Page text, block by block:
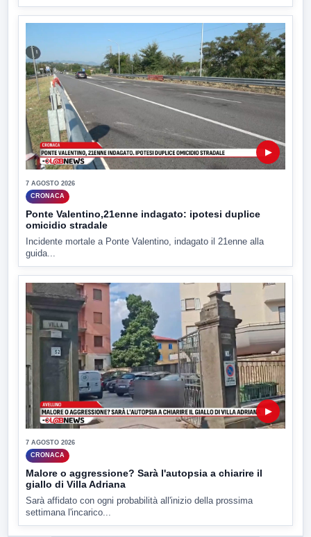
▶
7 AGOSTO 2026
CRONACA
Ponte Valentino,21enne indagato: ipotesi duplice
omicidio stradale
Incidente mortale a Ponte Valentino, indagato il 21enne alla
guida...
▶
7 AGOSTO 2026
CRONACA
Malore o aggressione? Sarà l'autopsia a chiarire il
giallo di Villa Adriana
Sarà affidato con ogni probabilità all'inizio della prossima
settimana l'incarico...